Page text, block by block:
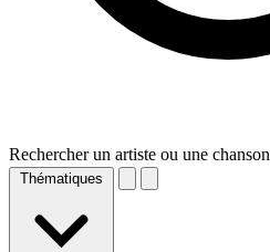
Rechercher un artiste ou une chanson
Thématiques